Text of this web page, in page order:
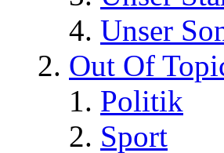
Unser
Out Of
Politik
Sport